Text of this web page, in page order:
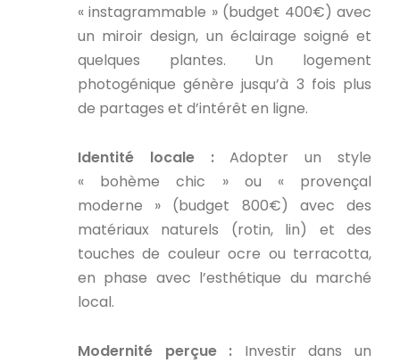
« instagrammable » (budget 400€) avec
un miroir design, un éclairage soigné et
quelques plantes. Un logement
photogénique génère jusqu’à 3 fois plus
de partages et d’intérêt en ligne.
Identité locale :Adopter un style
« bohème chic » ou « provençal
moderne » (budget 800€) avec des
matériaux naturels (rotin, lin) et des
touches de couleur ocre ou terracotta,
en phase avec l’esthétique du marché
local.
Modernité perçue : Investir dans un